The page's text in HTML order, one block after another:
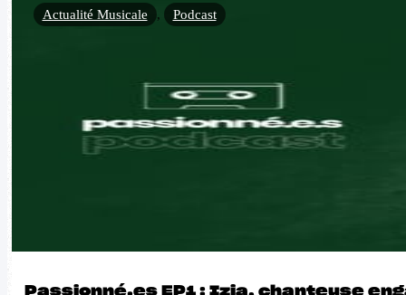
Passionné.es EP1 : Izia, chanteuse
Actualité Musicale , Podcast